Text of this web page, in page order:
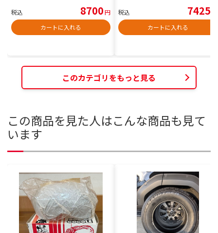
税込 8700円
カートに入れる
税込 7425
カートに入れる
このカテゴリをもっと見る
この商品を見た人はこんな商品も見て
います